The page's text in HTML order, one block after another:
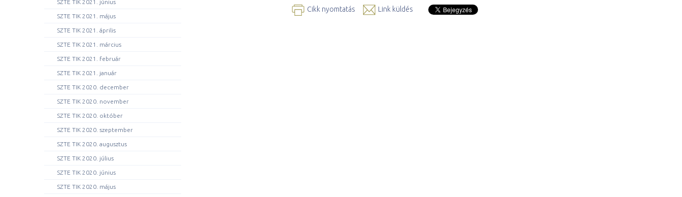
SZTE TIK 2021. június
SZTE TIK 2021. május
SZTE TIK 2021. április
SZTE TIK 2021. március
SZTE TIK 2021. február
SZTE TIK 2021. január
SZTE TIK 2020. december
SZTE TIK 2020. november
SZTE TIK 2020. október
SZTE TIK 2020. szeptember
SZTE TIK 2020. augusztus
SZTE TIK 2020. július
SZTE TIK 2020. június
SZTE TIK 2020. május
Cikk nyomtatás Link küldés